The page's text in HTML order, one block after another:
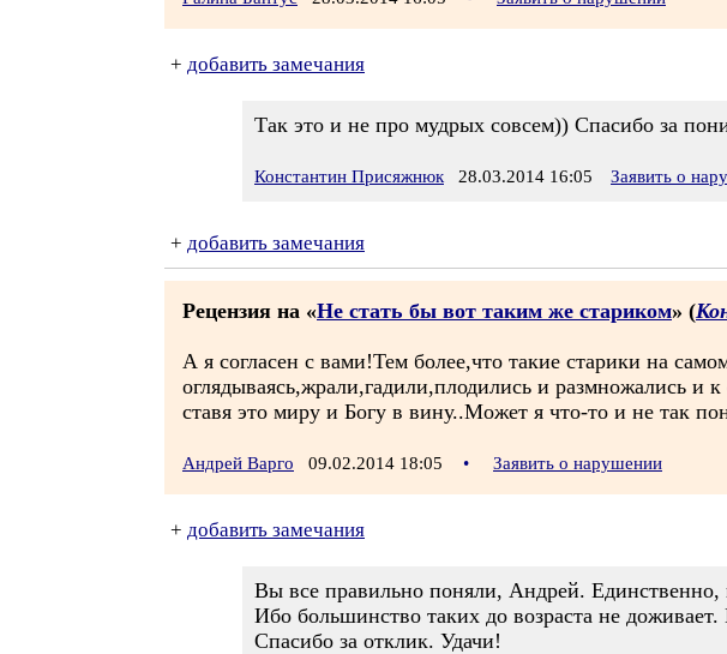
+ добавить замечания
Так это и не про мудрых совсем)) Спасибо за
Константин Присяжнюк 28.03.2014 16:05 Заявить о
+ добавить замечания
Рецензия на «Не стать бы вот таким же стариком» (
А я согласен с вами!Тем более,что такие старики на
оглядываясь,жрали,гадили,плодились и размножались и
ставя это миру и Богу в вину..Может я что-то и не так
Андрей Варго 09.02.2014 18:05 • Заявить о нарушении
+ добавить замечания
Вы все правильно поняли, Андрей. Единственно,
Ибо большинство таких до возраста не
Спасибо за отклик. Удачи!